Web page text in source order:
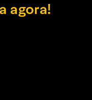
agora!